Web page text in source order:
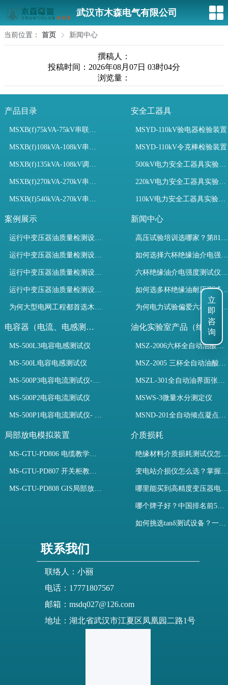
武汉市木森电气有限公司
当前位置： 首页 新闻中心
撰稿人：
投稿时间：2026年08月07日 03时04分
浏览量：
产品目录
MSXB(f)75kVA-75kV串联谐振装置
MSXB(f)108kVA-108kV串联谐振试验装置
MSXB(f)135kVA-108kV调频串联谐振试验装置
MSXB(f)270kVA-270kV串联谐振
MSXB(f)540kVA-270kV串联谐振试验装置
安全工器具
MSYD-110kV验电器检验装置
MSYD-110kV令克棒检验装置
500kV电力安全工器具实验室配置
220kV电力安全工器具实验室配置
110kV电力安全工器具实验室配置
案例展示
运行中变压器油质量检测设备有哪些优势？
运行中变压器油质量检测设备如何维护？
运行中变压器油质量检测设备包括哪些？
运行中变压器油质量检测设备如何选型？
为何大型电网工程都首选木森电气成套电力测试设备？
新闻中心
高压试验培训选哪家？第81期高电压试验技术培训班圆满收官！
如何选择六杯绝缘油介电强度测试仪提升变压器油检测效率？
六杯绝缘油介电强度测试仪如何选？规程与高效设备解析
如何选多杯绝缘油耐压测试仪？检测标准与选型推荐
为何电力试验偏爱六杯绝缘油介电强度测试仪？设备推荐
电容器（电流、电感测试）
MS-500L3电容电感测试仪
MS-500L电容电感测试仪
MS-500P3电容电流测试仪-3PT、两种4PT、1PT连接方式
MS-500P2电容电流测试仪
MS-500P1电容电流测试仪- 支持3PT、4PT、1PT
油化实验室产品（绝缘油）
MSZ-2006六杯全自动油酸值测定仪
MSZ-2005 三杯全自动油酸值测定仪
MSZL-301全自动油界面张力仪
MSWS-3微量水分测定仪
MSND-201全自动倾点凝点测试仪
局部放电模拟装置
MS-GTU-PD806 电缆教学用局部放电模拟装置
MS-GTU-PD807 开关柜教学用局部放电模拟装置
MS-GTU-PD808 GIS局部放电模拟系统
介质损耗
绝缘材料介质损耗测试仪怎么选？看木森电气B端定制如何升级测试效率
变电站介损仪怎么选？掌握采购要点-木森电气
哪里能买到高精度变压器电容量及介损测试仪？快速解决选型难题
哪个牌子好？中国排名前5介质损耗测试仪选型对比快速解决测量难题
如何挑选tanδ测试设备？一文掌握高压介质损耗测试仪采购核心
联系我们
联络人：小丽
电话：17771807567
邮箱：msdq027@126.com
地址：湖北省武汉市江夏区凤凰园二路1号
立
即
咨
询